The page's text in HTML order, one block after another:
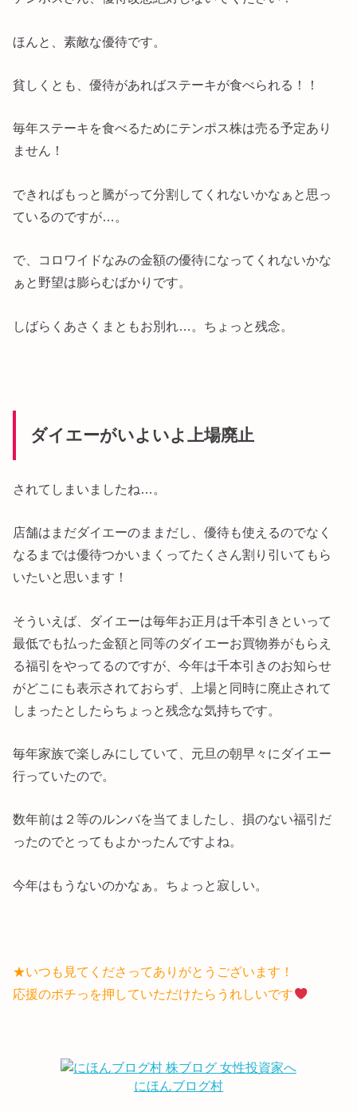
ほんと、素敵な優待です。
貧しくとも、優待があればステーキが食べられる！！
毎年ステーキを食べるためにテンポス株は売る予定あり
ません！
できればもっと騰がって分割してくれないかなぁと思っ
ているのですが…。
で、コロワイドなみの金額の優待になってくれないかな
ぁと野望は膨らむばかりです。
しばらくあさくまともお別れ…。ちょっと残念。
ダイエーがいよいよ上場廃止
されてしまいましたね…。
店舗はまだダイエーのままだし、優待も使えるのでなく
なるまでは優待つかいまくってたくさん割り引いてもら
いたいと思います！
そういえば、ダイエーは毎年お正月は千本引きといって
最低でも払った金額と同等のダイエーお買物券がもらえ
る福引をやってるのですが、今年は千本引きのお知らせ
がどこにも表示されておらず、上場と同時に廃止されて
しまったとしたらちょっと残念な気持ちです。
毎年家族で楽しみにしていて、元旦の朝早々にダイエー
行っていたので。
数年前は２等のルンバを当てましたし、損のない福引だ
ったのでとってもよかったんですよね。
今年はもうないのかなぁ。ちょっと寂しい。
★いつも見てくださってありがとうございます！
応援のポチっを押していただけたらうれしいです
にほんブログ村